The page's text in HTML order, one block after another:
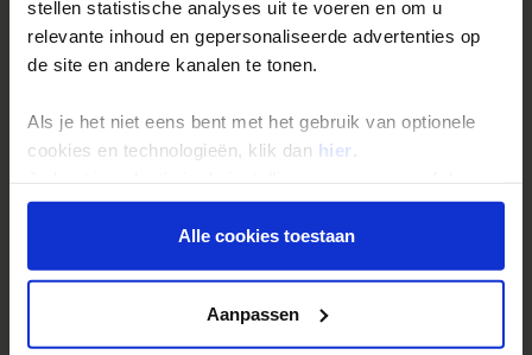
stellen statistische analyses uit te voeren en om u
relevante inhoud en gepersonaliseerde advertenties op
de site en andere kanalen te tonen.
Als je het niet eens bent met het gebruik van optionele
cookies en technologieën, klik dan hier
onder aan de pagina op elk gewenst moment voor de
toekomst wijzigen.Alle cookies toestaan
Aanpassen
Groepsreizen
Single reizen
Gegarandeerde reizen
Over Shoestring
Privacybeleid